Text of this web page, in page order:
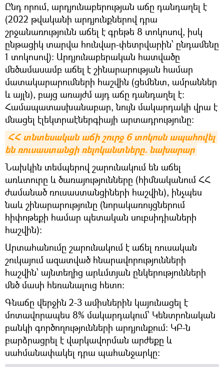
Ընդ որում, արդյունաբերության աճը դանդաղել է
(2022 թվականի արդյունքներով դրա
շրջանառությունն աճել է գրեթե 8 տոկոսով, իսկ
ընթացիկ տարվա հունվար-փետրվարին՝ ընդամենը
1 տոկոսով)։ Արդյունաբերական հատվածը
մեծամասամբ աճել է շինարարության համար
մատակարարումների հաշվին (ցեմենտ, ամրաններ
և այլն), բայց առայժմ այդ աճը դանդաղել է։
Համապատասխանաբար, նույն մակարդակի վրա է
մնացել էլեկտրաէներգիայի արտադրությունը։
ՀՀ տնտեսական աճի շուրջ 6 տոկոսն ապահովել
են ռուսաստանցի ռելոկանտները. նախարար
Նախկին տեմպերով շարունակում են աճել
առևտուրը և ծառայությունները (հիմնականում ՀՀ
ժամանած ռուսաստանցիների հաշվին), ինչպես
նաև շինարարությունը (նորակառույցներում
հիփոթեքի համար պետական սուբսիդիաների
հաշվին)։
Արտահանումը շարունակում է աճել ռուսական
շուկայում ազատված հնարավորությունների
հաշվին՝ այնտեղից արևմտյան ընկերությունների
մեծ մասի հեռանալուց հետո։
Գնաճը վերջին 2-3 ամիսներին կայունացել է
մոտավորապես 8% մակարդակում՝ Կենտրոնական
բանկի գործողությունների արդյունքում։ ԿԲ-ն
բարձրացրել է վարկավորման արժեքը և
սահմանափակել դրա պահանջարկը։